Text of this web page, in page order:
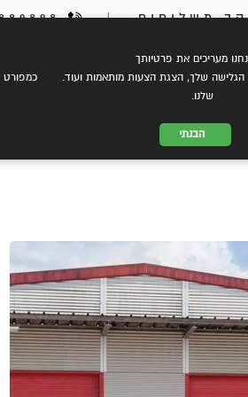
משלוחים|
03-6889898
שירותי משלוחים התמחות
מעריכים את פרטיותך
שלנו.
הבנתי